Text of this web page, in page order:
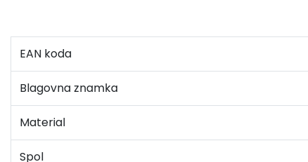
EAN koda
Blagovna znamka
Material
Spol